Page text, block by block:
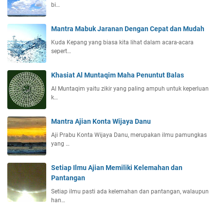
bi…
Mantra Mabuk Jaranan Dengan Cepat dan Mudah
Kuda Kepang yang biasa kita lihat dalam acara-acara
sepert…
Khasiat Al Muntaqim Maha Penuntut Balas
Al Muntaqim yaitu zikir yang paling ampuh untuk keperluan
k…
Mantra Ajian Konta Wijaya Danu
Aji Prabu Konta Wijaya Danu, merupakan ilmu pamungkas
yang …
Setiap Ilmu Ajian Memiliki Kelemahan dan
Pantangan
Setiap ilmu pasti ada kelemahan dan pantangan, walaupun
han…